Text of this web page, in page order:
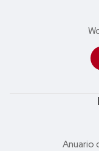
Anuario